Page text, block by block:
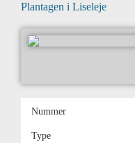
Plantagen i Liseleje
Nummer
Type